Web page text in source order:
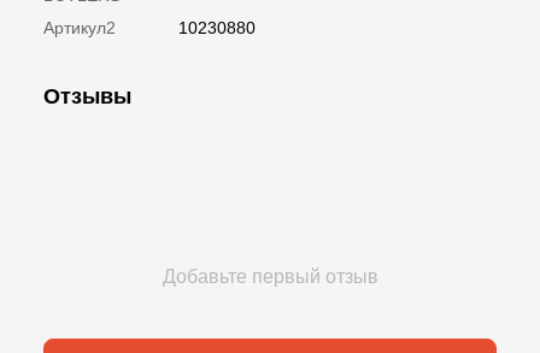
Артикул2 10230880
Отзывы
Добавьте первый отзыв